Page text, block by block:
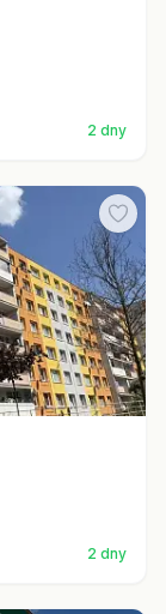
2 dny
2 dny